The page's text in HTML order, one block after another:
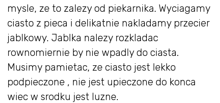
mysle, ze to zalezy od piekarnika. Wyciagamy
ciasto z pieca i delikatnie nakladamy przecier
jablkowy. Jablka nalezy rozkladac
rownomiernie by nie wpadly do ciasta.
Musimy pamietac, ze ciasto jest lekko
podpieczone , nie jest upieczone do konca
wiec w srodku jest luzne.